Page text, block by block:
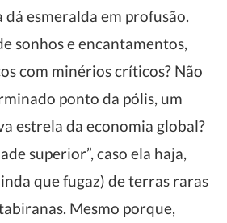
esmeralda em profusão.
sonhos e encantamentos,
com minérios críticos? Não
ponto da pólis, um
estrela da economia global?
superior”, caso ela haja,
que fugaz) de terras raras
Mesmo porque,